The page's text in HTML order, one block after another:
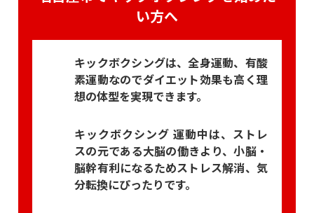
い方へ
キックボクシングは、全身運動、有酸
素運動なのでダイエット効果も高く理
想の体型を実現できます。
キックボクシング 運動中は、ストレ
スの元である大脳の働きより、小脳・
脳幹有利になるためストレス解消、気
分転換にぴったりです。